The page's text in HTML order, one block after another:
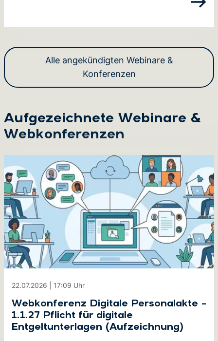
Alle angekündigten Webinare &
Konferenzen
Aufgezeichnete Webinare &
Webkonferenzen
22.07.2026 17:09 Uhr
Webkonferenz Digitale Personalakte –
1.1.27 Pflicht für digitale
Entgeltunterlagen (Aufzeichnung)